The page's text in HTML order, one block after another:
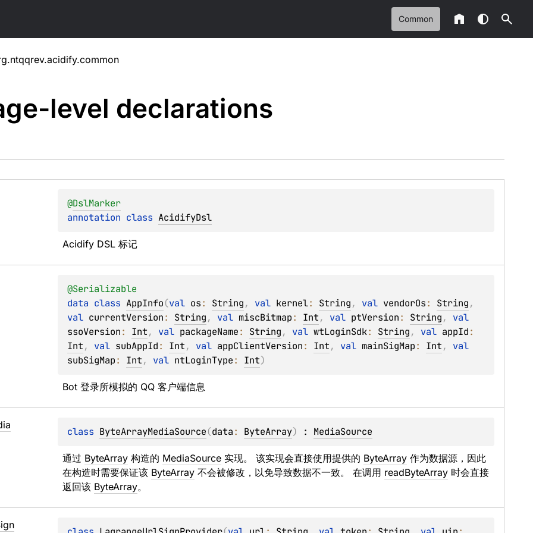
Common
level declarations
@DslMarker
annotation class AcidifyDsl
Acidify DSL 标记
@Serializable
data class AppInfo(val os: String, val kernel: String, val vendorOs: String
val currentVersion: String, val miscBitmap: Int, val ptVersion: String,
ssoVersion: Int, val packageName: String, val wtLoginSdk: String, val appId
Int, val subAppId: Int, val appClientVersion: Int, val mainSigMap: Int,
subSigMap: Int, val ntLoginType: Int)
Bot 登录所模拟的 QQ 客户端信息
class ByteArrayMediaSource(data: ByteArray) : MediaSource
通过 ByteArray 构造的 MediaSource 实现。 该实现会直接使用提供的 ByteArray 作为数据源，因此
在构造时需要保证该 ByteArray 不会被修改，以免导致数据不一致。 在调用 readByteArray 时会直接
返回该 ByteArray。